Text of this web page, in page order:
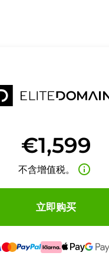
€1,599
不含增值税。 info_outline
立即购买